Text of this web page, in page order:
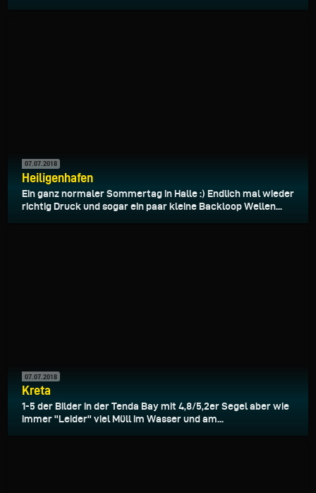
07.07.2018
Heiligenhafen
Ein ganz normaler Sommertag in Halle :) Endlich mal wieder
richtig Druck und sogar ein paar kleine Backloop Wellen...
07.07.2018
Kreta
1-5 der Bilder in der Tenda Bay mit 4,8/5,2er Segel aber wie
immer "Leider" viel Müll im Wasser und am...